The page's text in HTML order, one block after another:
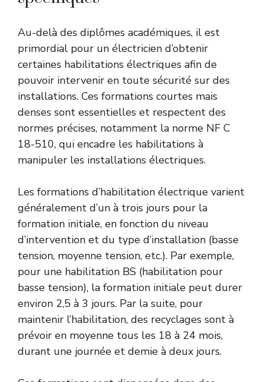
Au-delà des diplômes académiques, il est
primordial pour un électricien d’obtenir
certaines habilitations électriques afin de
pouvoir intervenir en toute sécurité sur des
installations. Ces formations courtes mais
denses sont essentielles et respectent des
normes précises, notamment la norme NF C
18-510, qui encadre les habilitations à
manipuler les installations électriques.
Les formations d’habilitation électrique varient
généralement d’un à trois jours pour la
formation initiale, en fonction du niveau
d’intervention et du type d’installation (basse
tension, moyenne tension, etc.). Par exemple,
pour une habilitation BS (habilitation pour
basse tension), la formation initiale peut durer
environ 2,5 à 3 jours. Par la suite, pour
maintenir l’habilitation, des recyclages sont à
prévoir en moyenne tous les 18 à 24 mois,
durant une journée et demie à deux jours.